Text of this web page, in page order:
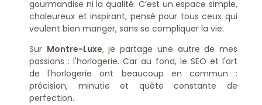
gourmandise ni la qualité. C’est un espace simple,
chaleureux et inspirant, pensé pour tous ceux qui
veulent bien manger, sans se compliquer la vie.
Sur Montre-Luxe, je partage une autre de mes
passions : l'horlogerie. Car au fond, le SEO et l'art
de l'horlogerie ont beaucoup en commun :
précision, minutie et quête constante de
perfection.